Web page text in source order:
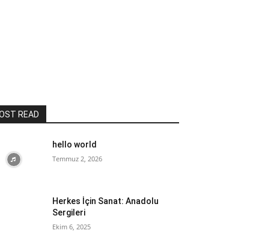
READ
hello world
Temmuz 2, 2026
Herkes İçin Sanat: Anadolu
Sergileri
Ekim 6, 2025